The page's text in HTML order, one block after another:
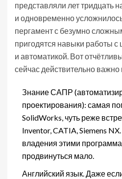
представляли лет тридцать
и одновременно
пергамент с безумно
пригодятся навыки работы
и автоматикой. Вот
сейчас действительно важно
Знание САПР
проектирования): самая
SolidWorks, чуть реже
Inventor, CATIA, Siemens
владения этими
продвинуться мало.
Английский язык. Даже